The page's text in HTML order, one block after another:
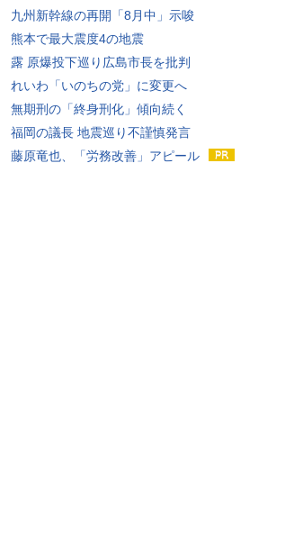
九州新幹線の再開「8月中」示唆
熊本で最大震度4の地震
露 原爆投下巡り広島市長を批判
れいわ「いのちの党」に変更へ
無期刑の「終身刑化」傾向続く
福岡の議長 地震巡り不謹慎発言
藤原竜也、「労務改善」アピール